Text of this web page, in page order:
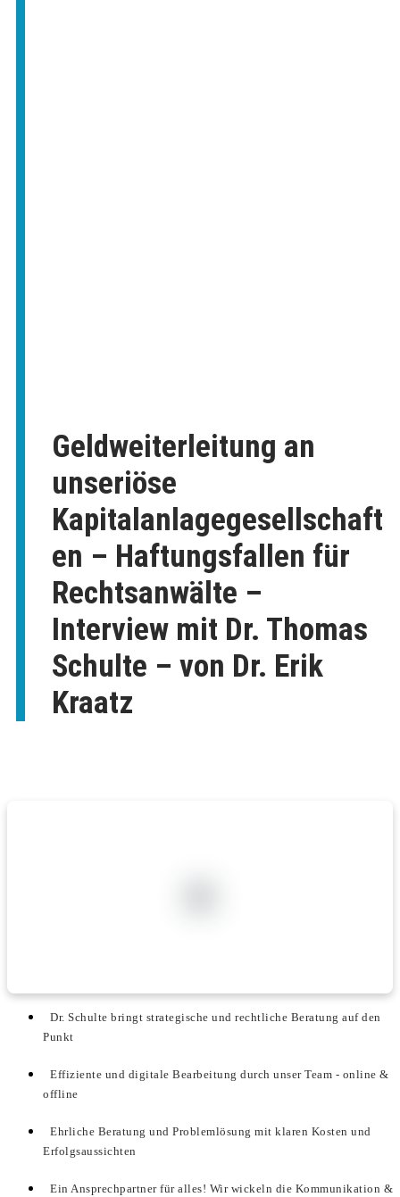
Geldweiterleitung an
unseriöse
Kapitalanlagegesellschaft
en – Haftungsfallen für
Rechtsanwälte –
Interview mit Dr. Thomas
Schulte – von Dr. Erik
Kraatz
Dr. Schulte bringt strategische und rechtliche Beratung auf den
Punkt
Effiziente und digitale Bearbeitung durch unser Team - online &
offline
Ehrliche Beratung und Problemlösung mit klaren Kosten und
Erfolgsaussichten
Ein Ansprechpartner für alles! Wir wickeln die Kommunikation &